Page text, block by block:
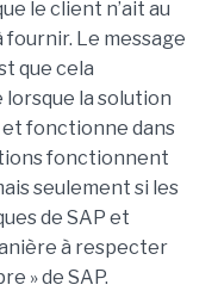
le client n’ait au
Le message
que cela
la solution
fonctionne dans
fonctionnent
seulement si les
de SAP et
à respecter
» de SAP.